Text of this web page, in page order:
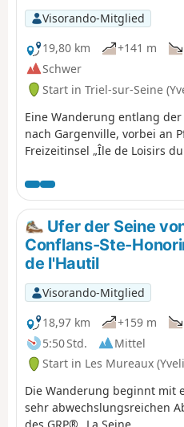
Visorando-Mitglied
19,80 km
+141 m
Schwer
Start in Triel-sur-Seine
Eine Wanderung entlang
nach Gargenville, vorbei an
Freizeitinsel „Île de Loisirs
Schlösser, Waschhäuser und
Ufer der Seine
Conflans-Ste-
de l'Hautil
Visorando-Mitglied
18,97 km
+159 m
5:50 Std.
Mittel
Start in Les Mureaux
Die Wanderung beginnt mit
sehr abwechslungsreichen